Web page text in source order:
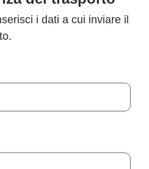
i dati a cui inviare il